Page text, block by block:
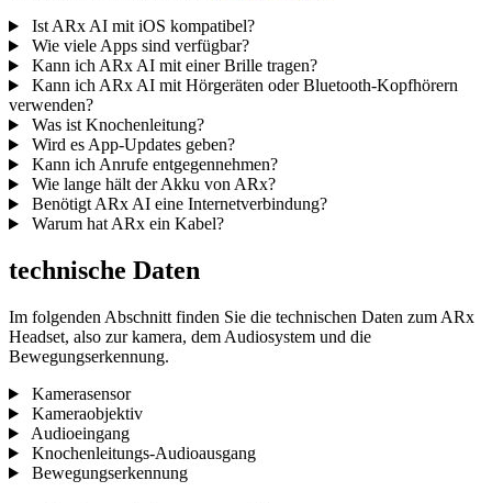
Ist ARx AI mit iOS kompatibel?
Wie viele Apps sind verfügbar?
Kann ich ARx AI mit einer Brille tragen?
Kann ich ARx AI mit Hörgeräten oder Bluetooth-Kopfhörern
verwenden?
Was ist Knochenleitung?
Wird es App-Updates geben?
Kann ich Anrufe entgegennehmen?
Wie lange hält der Akku von ARx?
Benötigt ARx AI eine Internetverbindung?
Warum hat ARx ein Kabel?
technische Daten
Im folgenden Abschnitt finden Sie die technischen Daten zum ARx
Headset, also zur kamera, dem Audiosystem und die
Bewegungserkennung.
Kamerasensor
Kameraobjektiv
Audioeingang
Knochenleitungs-Audioausgang
Bewegungserkennung